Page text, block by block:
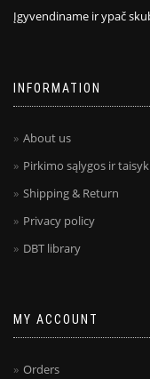
Įgyvendiname ir ypač
INFORMATION
About us
Pirkimo sąlygos ir
Shipping & Return
Privacy policy
DBT library
MY ACCOUNT
Orders